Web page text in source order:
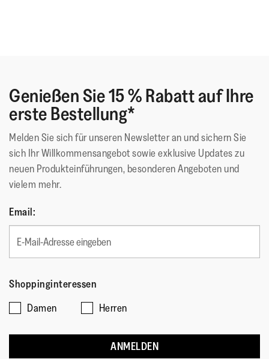
Genießen Sie 15 % Rabatt auf Ihre
erste Bestellung*
Melden Sie sich für unseren Newsletter an und sichern Sie
sich Ihr Willkommensangebot sowie exklusive Updates zu
neuen Produkteinführungen, besonderen Angeboten und
vielem mehr.
Email:
Shoppinginteressen
Damen
Herren
ANMELDEN